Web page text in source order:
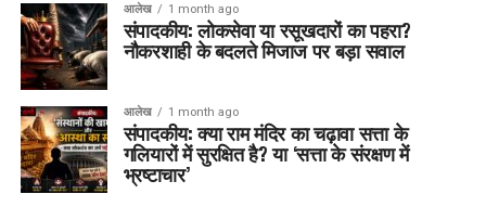
आलेख 1 month ago
संपादकीय: लोकसेवा या रसूखदारों का पहरा?
नौकरशाही के बदलते मिजाज पर बड़ा सवाल
आलेख 1 month ago
संपादकीय: क्या राम मंदिर का चढ़ावा सत्ता के
गलियारों में सुरक्षित है? या ‘सत्ता के संरक्षण में
भ्रष्टाचार’